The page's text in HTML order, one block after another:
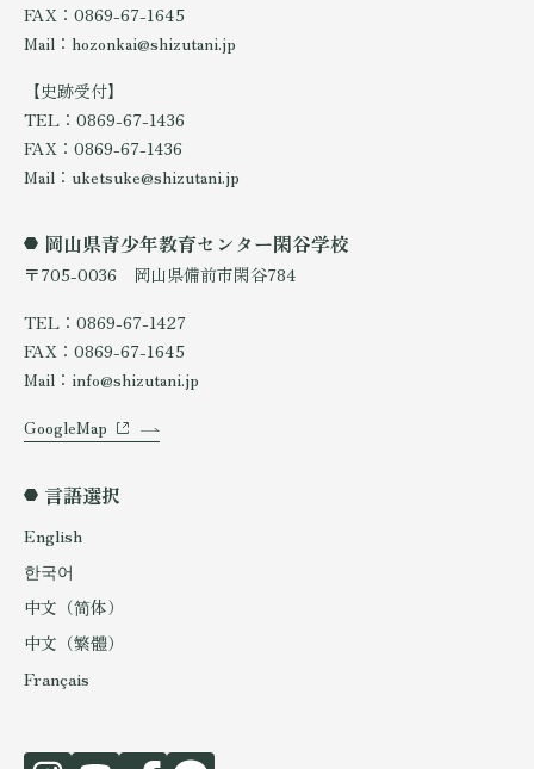
FAX：0869-67-1645
Mail：hozonkai@shizutani.jp
【史跡受付】
TEL：0869-67-1436
FAX：0869-67-1436
Mail：uketsuke@shizutani.jp
岡山県青少年教育センター閑谷学校
〒705-0036 岡山県備前市閑谷784
TEL：0869-67-1427
FAX：0869-67-1645
Mail：info@shizutani.jp
GoogleMap
言語選択
English
한국어
中文（简体）
中文（繁體）
Français